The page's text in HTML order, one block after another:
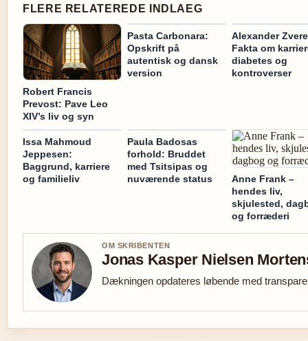
FLERE RELATEREDE INDLAEG
Robert Francis
Prevost: Pave Leo
XIV’s liv og syn
Pasta Carbonara:
Opskrift på
autentisk og dansk
version
Alexander
Fakta om
diabetes og
kontroverser
Issa Mahmoud
Jeppesen:
Baggrund, karriere
og familieliv
Paula Badosas
forhold: Bruddet
med Tsitsipas og
nuværende status
Anne Frank –
hendes liv,
skjulested,
og forræderi
OM SKRIBENTEN
Jonas Kasper Nielsen
Dækningen opdateres løbende med